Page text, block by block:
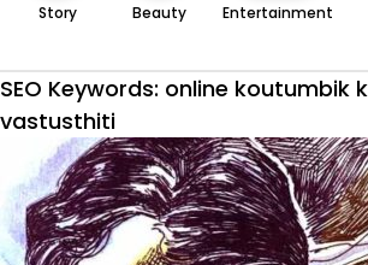
Story Beauty Entertainment
SEO Keywords: online koutumbik
vastusthiti